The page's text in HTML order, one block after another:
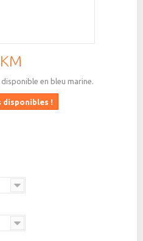
en bleu marine.
disponibles !